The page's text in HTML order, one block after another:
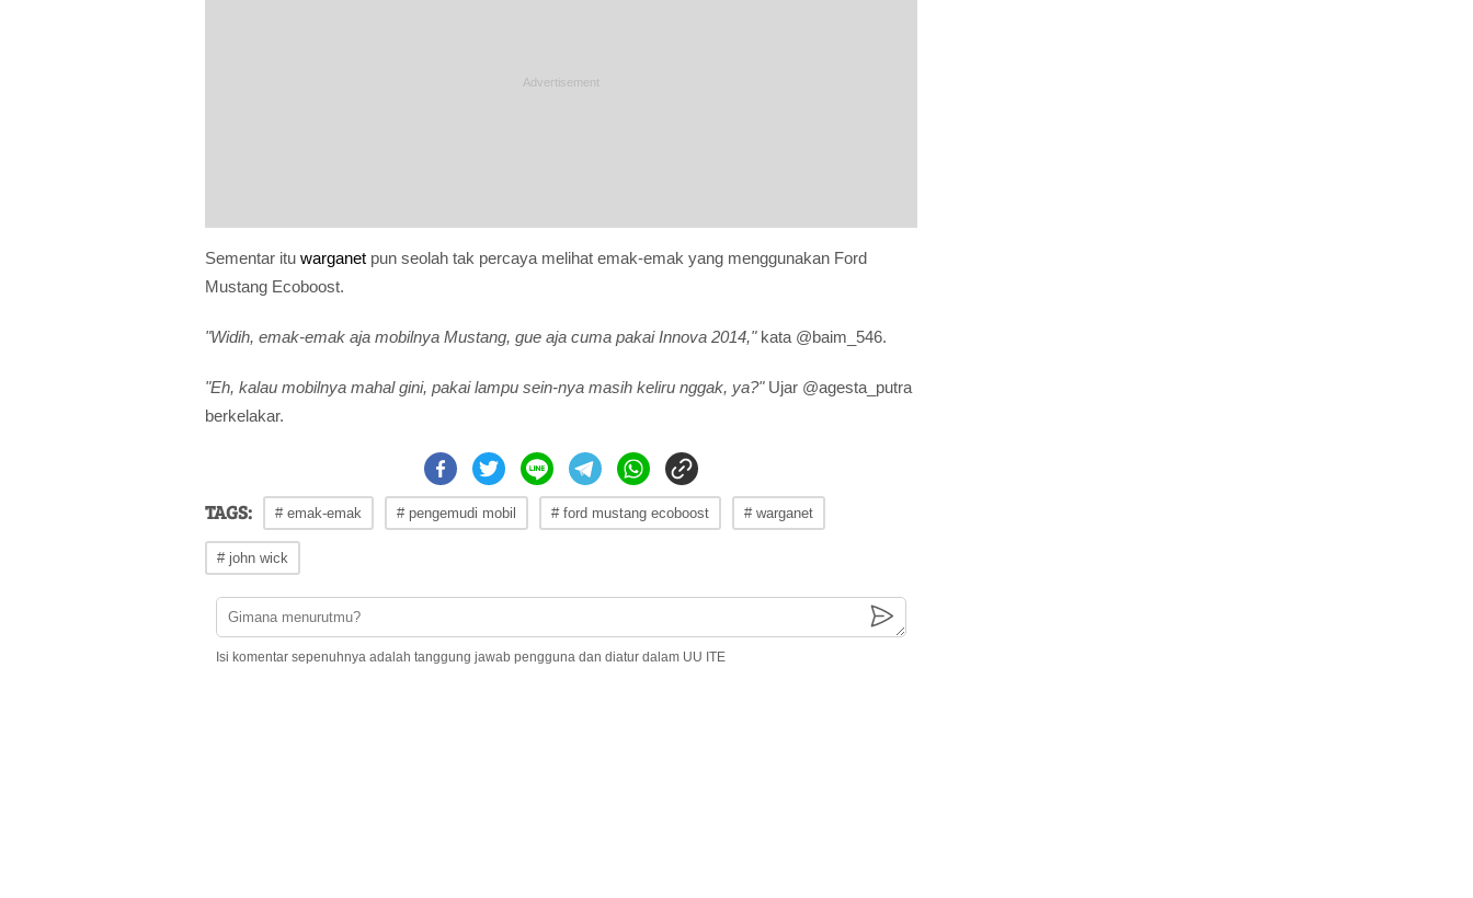
Sementar itu warganet pun seolah tak percaya melihat emak-emak yang menggunakan Ford
Mustang Ecoboost.
"Widih, emak-emak aja mobilnya Mustang, gue aja cuma pakai Innova 2014,"kata @baim_546.
"Eh, kalau mobilnya mahal gini, pakai lampu sein-nya masih keliru nggak, ya?"Ujar @agesta_putra
berkelakar.
TAGS: # emak-emak # pengemudi mobil # ford mustang ecoboost # warganet
# john wick
Isi komentar sepenuhnya adalah tanggung jawab pengguna dan diatur dalam UU ITE